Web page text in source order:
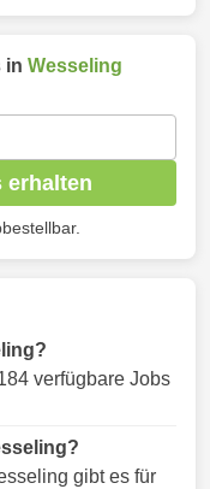
in Wesseling
erhalten
verfügbare Jobs
gibt es für